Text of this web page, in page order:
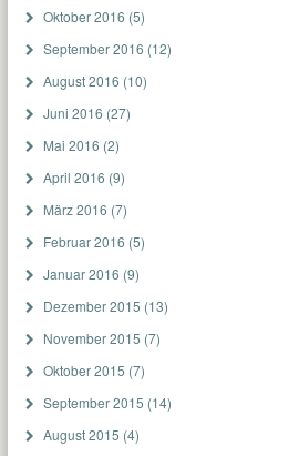
Oktober 2016 (5)
September 2016 (12)
August 2016 (10)
Juni 2016 (27)
Mai 2016 (2)
April 2016 (9)
März 2016 (7)
Februar 2016 (5)
Januar 2016 (9)
Dezember 2015 (13)
November 2015 (7)
Oktober 2015 (7)
September 2015 (14)
August 2015 (4)